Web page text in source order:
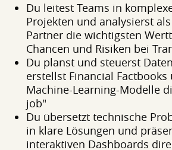
Du leitest Teams in
Projekten und analysierst
Partner die wichtigsten
Chancen und Risiken bei
Du planst und steuerst
erstellst Financial
Machine-Learning-Modelle
job"
Du übersetzt technische
in klare Lösungen und
interaktiven Dashboards